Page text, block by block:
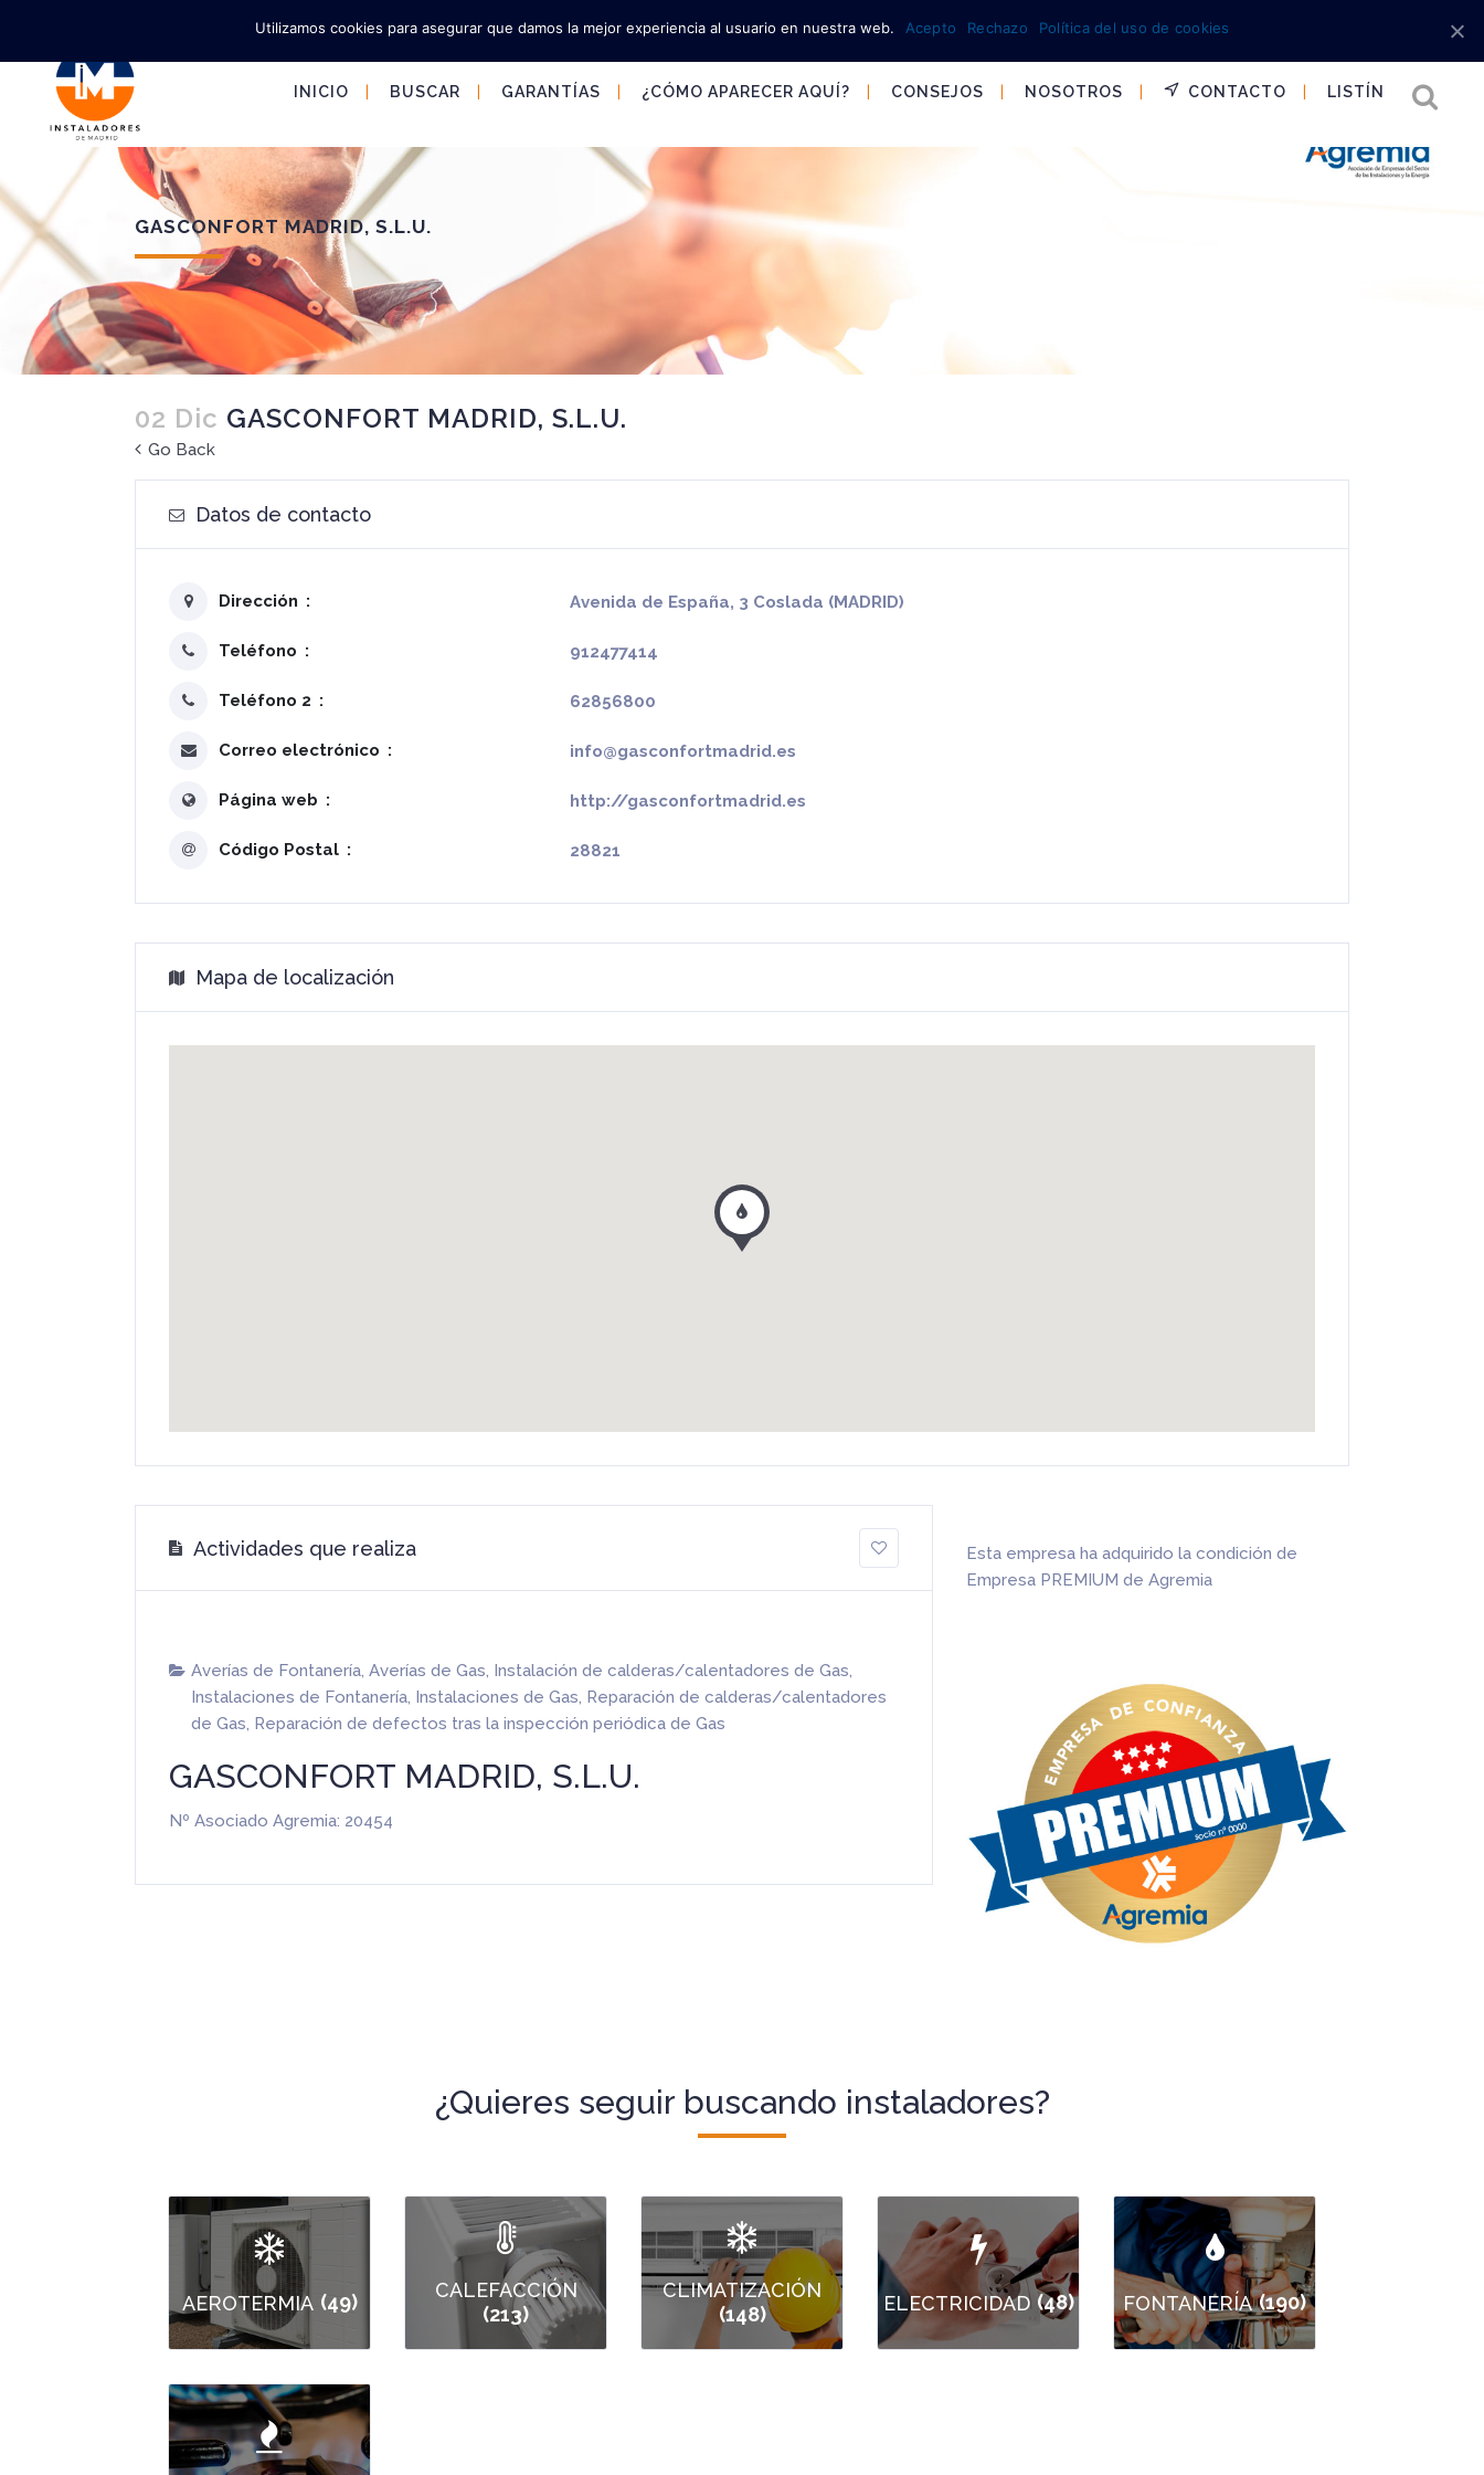
INICIO BUSCAR GARANTÍAS ¿CÓMO APARECER AQUÍ? CONSEJOS NOSOTROS CONTACTO LISTÍN
GASCONFORT MADRID, S.L.U.
02 Dic GASCONFORT MADRID, S.L.U.
Go Back
Datos de contacto
Dirección Avenida de España, 3 Coslada (MADRID)
Teléfono 912477414
Teléfono 2 62856800
Correo electrónico info@gasconfortmadrid.es
Página web http://gasconfortmadrid.es
Código Postal 28821
Mapa de localización
Actividades que realiza
Averías de Fontanería, Averías de Gas, Instalación de calderas/calentadores de Gas,
Instalaciones de Fontanería, Instalaciones de Gas, Reparación de calderas/calentadores
de Gas, Reparación de defectos tras la inspección periódica de Gas
GASCONFORT MADRID, S.L.U.
Nº Asociado Agremia: 20454
Esta empresa ha adquirido la condición de
Empresa PREMIUM de Agremia
¿Quieres seguir buscando instaladores?
AEROTERMIA (49)
CALEFACCIÓN
(213)
CLIMATIZACIÓN
(148)
ELECTRICIDAD (48) FONTANERÍA (190)
Utilizamos cookies para asegurar que damos la mejor experiencia al usuario en nuestra web. Acepto Rechazo Política del uso de cookies